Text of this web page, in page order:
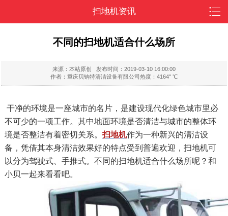
扫地机资讯
不同的扫地机适合什么场所
来源：本站原创 发布时间：2019-03-10 16:00:00
作者：重庆贝钠特清洁设备有限公司热度：4164" ℃
干净的环境是一座城市的名片，是建设现代化绿色城市里必
不可少的一项工作。其中地面环境是否清洁与城市的整体环
境是否整洁有着密切关系。扫地机作为一种新兴的清洁设
备，凭借其本身清洁效果好的特点受到普遍欢迎，扫地机可
以分为驾驶式、手推式。不同的扫地机适合什么场所呢？和
小贝一起来看看吧。